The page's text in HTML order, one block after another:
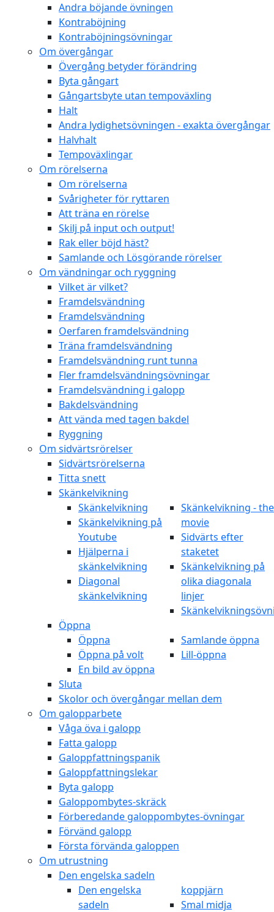
Andra böjande övningen
Kontraböjning
Kontraböjningsövningar
Om övergångar
Övergång betyder förändring
Byta gångart
Gångartsbyte utan tempoväxling
Halt
Andra lydighetsövningen - exakta övergångar
Halvhalt
Tempoväxlingar
Om rörelserna
Om rörelserna
Svårigheter för ryttaren
Att träna en rörelse
Skilj på input och output!
Rak eller böjd häst?
Samlande och Lösgörande rörelser
Om vändningar och ryggning
Vilket är vilket?
Framdelsvändning
Framdelsvändning
Oerfaren framdelsvändning
Träna framdelsvändning
Framdelsvändning runt tunna
Fler framdelsvändningsövningar
Framdelsvändning i galopp
Bakdelsvändning
Att vända med tagen bakdel
Ryggning
Om sidvärtsrörelser
Sidvärtsrörelserna
Titta snett
Skänkelvikning
Skänkelvikning
Skänkelvikning på
Youtube
Hjälperna i
skänkelvikning
Diagonal
skänkelvikning
Skänkelvikning - the
movie
Sidvärts efter
staketet
Skänkelvikning på
olika diagonala
linjer
Öppna
Öppna
Öppna på volt
En bild av öppna
Samlande öppna
Lill-öppna
Sluta
Skolor och övergångar mellan dem
Om galopparbete
Våga öva i galopp
Fatta galopp
Galoppfattningspanik
Galoppfattningslekar
Byta galopp
Galoppombytes-skräck
Förberedande galoppombytes-övningar
Förvänd galopp
Första förvända galoppen
Om utrustning
Den engelska sadeln
Den engelska
sadeln
koppjärn
Smal midja